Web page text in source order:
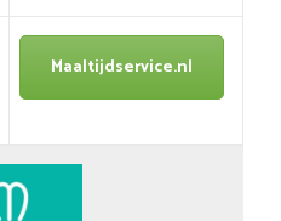
Maaltijdservice.nl